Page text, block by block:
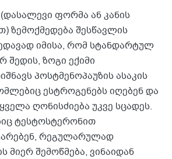
ფორმა ან კანის
ზემოქმედება შესწავლის
იმისა, რომ სტანდარტულ
შედის, ზოგი ექიმი
პოსტმენოპაუზის ასაკის
ესტროგენებს იღებენ და
ღონისძიება უკვე სცადეს.
ტესტოსტერონით
რეგულარულად
მიერ შემოწმება, ვინაიდან